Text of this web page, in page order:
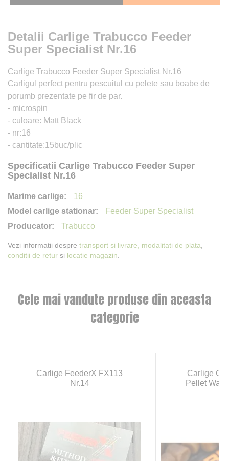
Detalii Carlige Trabucco Feeder
Super Specialist Nr.16
Carlige Trabucco Feeder Super Specialist Nr.16
Carligul perfect pentru pescuitul cu pelete sau boabe de
porumb prezentate pe fir de par.
- microspin
- culoare: Matt Black
- nr:16
- cantitate:15buc/plic
Specificatii Carlige Trabucco Feeder Super
Specialist Nr.16
16
Feeder Super Specialist
Trabucco
Vezi informatii despre transport si livrare, modalitati de plata,
conditii de retur si locatie magazin.
Cele mai vandute produse din aceasta
categorie
Carlige FeederX FX113
Nr.14
Carlige
Pellet